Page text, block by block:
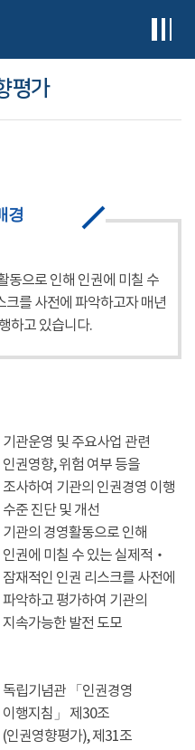
평가
경
동으로 인해 인권에 미칠 수
를 사전에 파악하고자 매년
하고 있습니다.
기관운영 및 주요사업 관련
인권영향, 위험 여부 등을
조사하여 기관의 인권경영 이행
수준 진단 및 개선
기관의 경영활동으로 인해
인권에 미칠 수 있는 실제적‧
잠재적인 인권 리스크를 사전에
파악하고 평가하여 기관의
지속가능한 발전 도모
독립기념관 「인권경영
이행지침」 제30조
(인권영향평가), 제31조